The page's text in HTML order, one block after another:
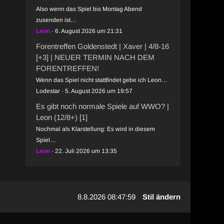
Also wenn das Spiel bis Montag Abend
zusenden ist…
Leon
6. August 2026 um 21:31
Forentreffen Goldenstedt | Xaver | 4/8-16
[+3] | NEUER TERMIN NACH DEM
FORENTREFFEN!
Wenn das Spiel nicht stattfindet gebe ich Leon…
Lodestar
5. August 2026 um 19:57
Es gibt noch normale Spiele auf WWO? |
Leon (12/8+) [1]
Nochmal als Klarstellung: Es wird in diesem
Spiel…
Leon
22. Juli 2026 um 13:35
8.8.2026 08:48:00 Stil ändern